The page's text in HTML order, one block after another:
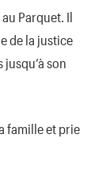
Parquet. Il
de la justice
son
famille et prie